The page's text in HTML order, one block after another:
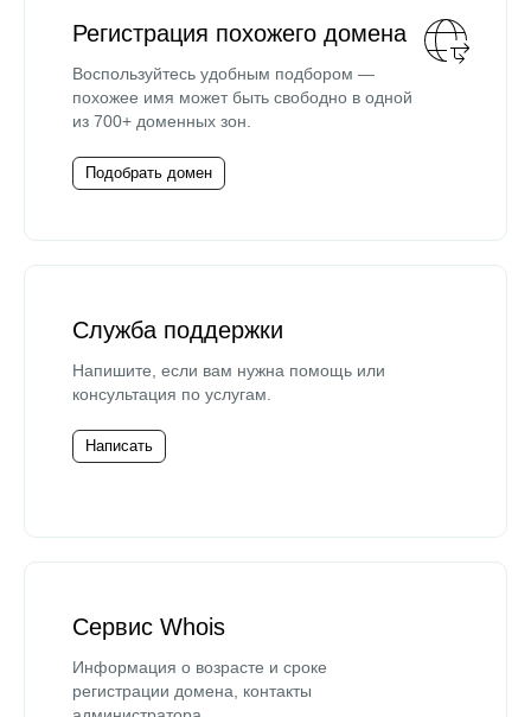
Регистрация похожего домена
Воспользуйтесь удобным подбором —
похожее имя может быть свободно в одной
из 700+ доменных зон.
Подобрать домен
Служба поддержки
Напишите, если вам нужна помощь или
консультация по услугам.
Написать
Сервис Whois
Информация о возрасте и сроке
регистрации домена, контакты